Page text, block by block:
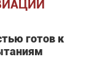
готов к